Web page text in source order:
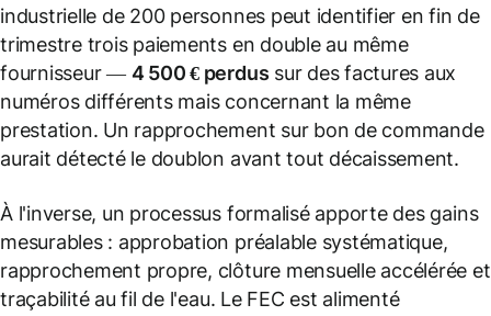
industrielle de 200 personnes peut identifier en fin de
trimestre trois paiements en double au même
fournisseur — 4 500 € perdus sur des factures aux
numéros différents mais concernant la même
prestation. Un rapprochement sur bon de commande
aurait détecté le doublon avant tout décaissement.
À l'inverse, un processus formalisé apporte des gains
mesurables : approbation préalable systématique,
rapprochement propre, clôture mensuelle accélérée et
traçabilité au fil de l'eau. Le FEC est alimenté